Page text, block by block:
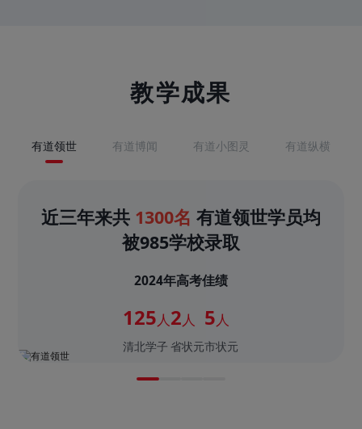
教学成果
有道领世 有道博闻 有道小图灵 有道纵横
近三年来共 1300名 有道领世学员均
被985学校录取
2024年高考佳绩
125人
清北学子
2人
省状元
5人
市状元